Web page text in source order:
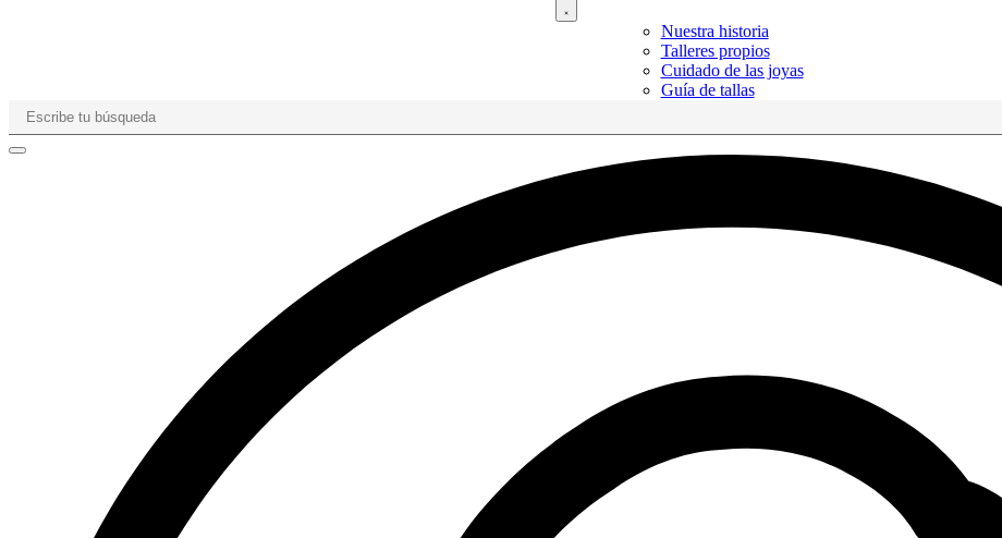
Nuestra historia
Talleres propios
Cuidado de las joyas
Guía de tallas